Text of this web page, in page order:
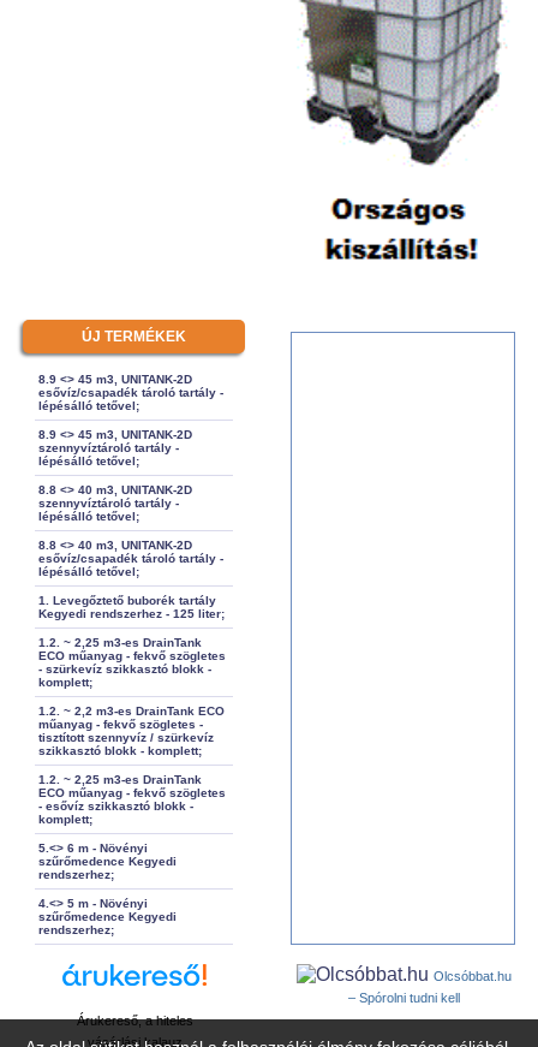
ÚJ TERMÉKEK
8.9 <> 45 m3, UNITANK-2D
esővíz/csapadék tároló tartály -
lépésálló tetővel;
8.9 <> 45 m3, UNITANK-2D
szennyvíztároló tartály -
lépésálló tetővel;
8.8 <> 40 m3, UNITANK-2D
szennyvíztároló tartály -
lépésálló tetővel;
8.8 <> 40 m3, UNITANK-2D
esővíz/csapadék tároló tartály -
lépésálló tetővel;
1. Levegőztető buborék tartály
Kegyedi rendszerhez - 125 liter;
1.2. ~ 2,25 m3-es DrainTank
ECO műanyag - fekvő szögletes
- szürkevíz szikkasztó blokk -
komplett;
1.2. ~ 2,2 m3-es DrainTank ECO
műanyag - fekvő szögletes -
tisztított szennyvíz / szürkevíz
szikkasztó blokk - komplett;
1.2. ~ 2,25 m3-es DrainTank
ECO műanyag - fekvő szögletes
- esővíz szikkasztó blokk -
komplett;
5.<> 6 m - Növényi
szűrőmedence Kegyedi
rendszerhez;
4.<> 5 m - Növényi
szűrőmedence Kegyedi
rendszerhez;
Árukereső, a hiteles
vásárlási kalauz
Olcsóbbat.hu
– Spórolni tudni kell